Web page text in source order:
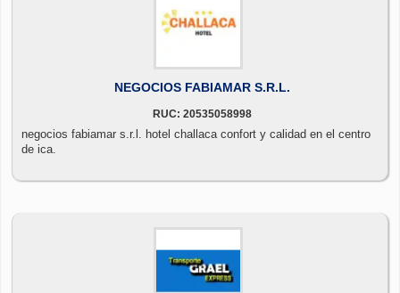
NEGOCIOS FABIAMAR S.R.L.
RUC: 20535058998
negocios fabiamar s.r.l. hotel challaca confort y calidad en el centro
de ica.